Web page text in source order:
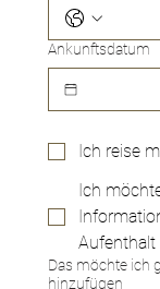
Ankunftsdatum
Ich reise
Ich
Aufenthalt
Das möchte ich
hinzufügen